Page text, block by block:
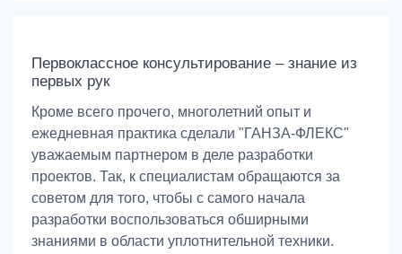
Первоклассное консультирование – знание из
первых рук
Кроме всего прочего, многолетний опыт и
ежедневная практика сделали "ГАНЗА-ФЛЕКС"
уважаемым партнером в деле разработки
проектов. Так, к специалистам обращаются за
советом для того, чтобы с самого начала
разработки воспользоваться обширными
знаниями в области уплотнительной техники.